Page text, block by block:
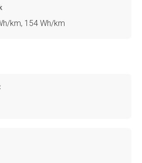
km, 154 Wh/km